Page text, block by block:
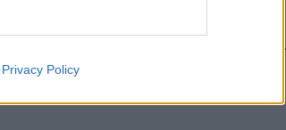
Privacy Policy